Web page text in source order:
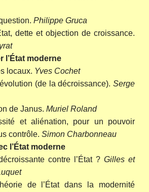
Philippe Gruca
dette et objection de croissance.
l’État moderne
locaux. Yves Cochet
(de la décroissance). Serge
de Janus. Muriel Roland
et aliénation, pour un pouvoir
contrôle. Simon Charbonneau
l’État moderne
contre l’État ? Gilles et
de l’État dans la modernité